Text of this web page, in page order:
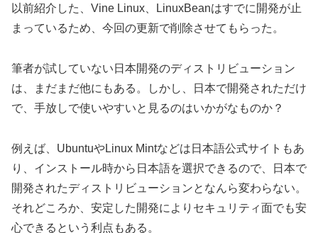
以前紹介した、Vine Linux、LinuxBeanはすでに開発が止
まっているため、今回の更新で削除させてもらった。
筆者が試していない日本開発のディストリビューション
は、まだまだ他にもある。しかし、日本で開発されただけ
で、手放しで使いやすいと見るのはいかがなものか？
例えば、UbuntuやLinux Mintなどは日本語公式サイトもあ
り、インストール時から日本語を選択できるので、日本で
開発されたディストリビューションとなんら変わらない。
それどころか、安定した開発によりセキュリティ面でも安
心できるという利点もある。